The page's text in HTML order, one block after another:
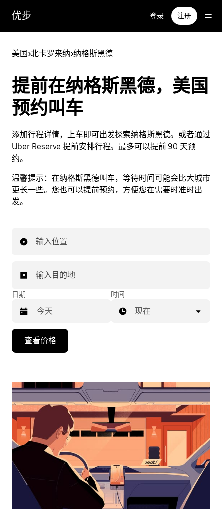
优步 登录 注册
美国>北卡罗来纳>纳格斯黑德
提前在纳格斯黑德，美国
预约叫车
添加行程详情，上车即可出发探索纳格斯黑德。或者通过
Uber Reserve 提前安排行程。最多可以提前 90 天预
约。
温馨提示： 在纳格斯黑德叫车，等待时间可能会比大城市
更长一些。您也可以提前预约，方便您在需要时准时出
发。
输入位置
输入目的地
日期
向
头
浏
日
并
时间
现在
查看价格